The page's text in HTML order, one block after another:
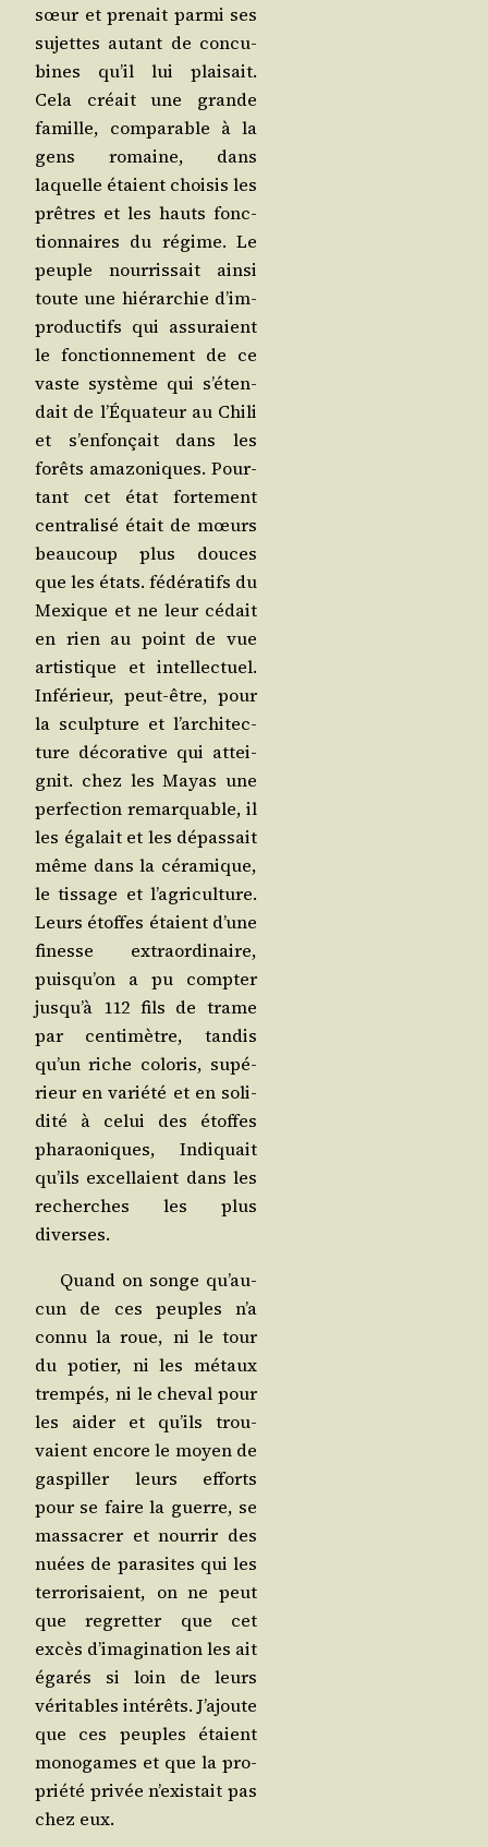
sœur et pre­nait par­mi ses
sujettes autant de concu­
bines qu’il lui plai­sait.
Cela créait une grande
famille, com­pa­rable à la
gens romaine, dans
laquelle étaient choi­sis les
prêtres et les hauts fonc­
tion­naires du régime. Le
peuple nour­ris­sait ain­si
toute une hié­rar­chie d’im­
pro­duc­tifs qui assu­raient
le fonc­tion­ne­ment de ce
vaste sys­tème qui s’é­ten­
dait de l’É­qua­teur au Chi­li
et s’en­fon­çait dans les
forêts ama­zo­niques. Pour­
tant cet état for­te­ment
cen­tra­li­sé était de mœurs
beau­coup plus douces
que les états. fédé­ra­tifs du
Mexique et ne leur cédait
en rien au point de vue
artis­tique et intel­lec­tuel.
Infé­rieur, peut-être, pour
la sculp­ture et l’ar­chi­tec­
ture déco­ra­tive qui attei­
gnit. chez les Mayas une
per­fec­tion remar­quable, il
les éga­lait et les dépas­sait
même dans la céra­mique,
le tis­sage et l’a­gri­cul­ture.
Leurs étoffes étaient d’une
finesse extra­or­di­naire,
puis­qu’on a pu comp­ter
jus­qu’à 112 fils de trame
par cen­ti­mètre, tan­dis
qu’un riche colo­ris, supé­
rieur en varié­té et en soli­
di­té à celui des étoffes
pha­rao­niques, Indi­quait
qu’ils excel­laient dans les
recherches les plus
diverses.
Quand on songe qu’au­
cun de ces peuples n’a
connu la roue, ni le tour
du potier, ni les métaux
trem­pés, ni le che­val pour
les aider et qu’ils trou­
vaient encore le moyen de
gas­piller leurs efforts
pour se faire la guerre, se
mas­sa­crer et nour­rir des
nuées de para­sites qui les
ter­ro­ri­saient, on ne peut
que regret­ter que cet
excès d’i­ma­gi­na­tion les ait
éga­rés si loin de leurs
véri­tables inté­rêts. J’a­joute
que ces peuples étaient
mono­games et que la pro­
prié­té pri­vée n’exis­tait pas
chez eux.